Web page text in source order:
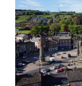
und
Industriegeschichte“